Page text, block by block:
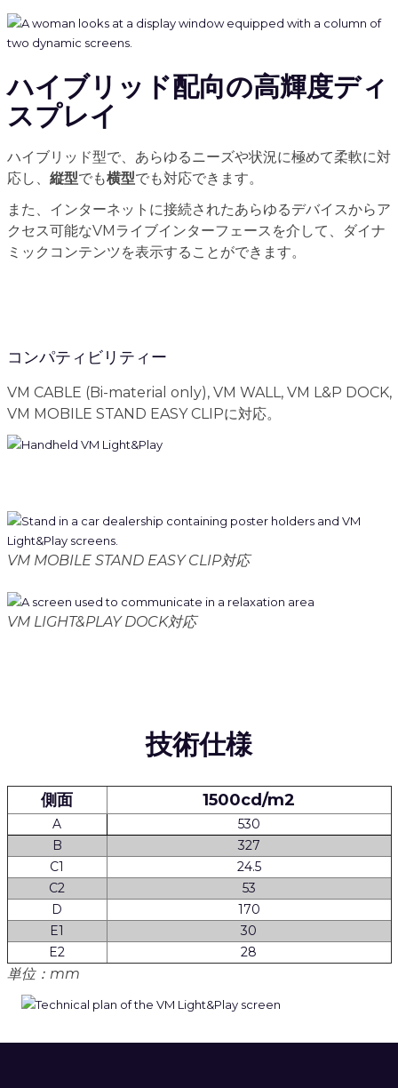
ハイブリッド配向の高輝度ディ
スプレイ
ハイブリッド型で、あらゆるニーズや状況に極めて柔軟に対
応し、 縦型でも横型でも対応できます。
また、インターネットに接続されたあらゆるデバイスからア
クセス可能なVMライブインターフェースを介して、ダイナ
ミックコンテンツを表示することができます。
コンパティビリティー
VM CABLE (Bi-material only), VM WALL, VM L&P DOCK,
VM MOBILE STAND EASY CLIPに対応。
VM MOBILE STAND EASY CLIP対応
VM LIGHT&PLAY DOCK対応
技術仕様
側面 1500cd/m2
A
530
B
327
C1
24.5
C2
53
D
170
E1
30
E2
28
単位：mm